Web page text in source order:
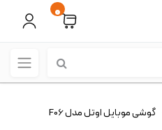
0
گوشی موبایل اوتل مدل F06